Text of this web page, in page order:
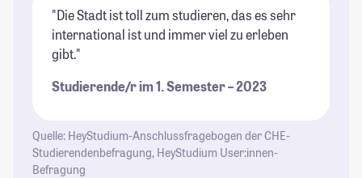
"Die Stadt ist toll zum studieren, das es sehr
international ist und immer viel zu erleben
gibt."
Studierende/r im 1. Semester – 2023
Quelle: HeyStudium-Anschlussfragebogen der CHE-
Studierendenbefragung, HeyStudium User:innen-
Befragung